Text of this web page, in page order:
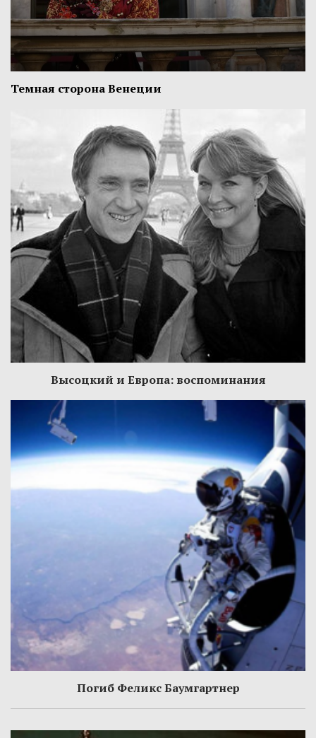
Темная сторона Венеции
Высоцкий и Европа: воспоминания
Погиб Феликс Баумгартнер